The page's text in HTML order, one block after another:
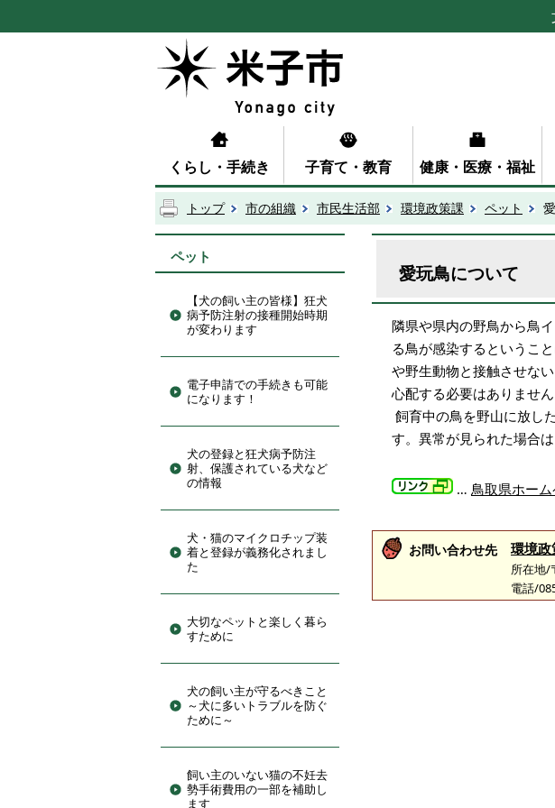
くらし・手続き 子育て・教育 健康・医療・福祉
トップ 市の組織 市民生活部 環境政策課 ペット
ペット
【犬の飼い主の皆様】狂犬
病予防注射の接種開始時期
が変わります
電子申請での手続きも可能
になります！
犬の登録と狂犬病予防注
射、保護されている犬など
の情報
犬・猫のマイクロチップ装
着と登録が義務化されまし
た
大切なペットと楽しく暮ら
すために
犬の飼い主が守るべきこと
～犬に多いトラブルを防ぐ
ために～
飼い主のいない猫の不妊去
勢手術費用の一部を補助し
ます
愛玩鳥について
隣県や県内の野鳥から鳥
る鳥が感染するというこ
や野生動物と接触させな
心配する必要はありません
飼育中の鳥を野山に放し
す。異常が見られた場合
… 鳥取県ホー
お問い合わせ先 環境政
所在地/
電話/